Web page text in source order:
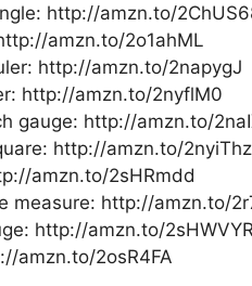
http://amzn.to/
amzn.to/2o1ahML
http://amzn.to/2napygJ
http://amzn.to/2nyflM0
gauge: http://amzn.to/
http://amzn.to/2nyiThz
amzn.to/2sHRmdd
measure: http://amzn.to/
http://amzn.to/2sHWVYR
amzn.to/2osR4FA